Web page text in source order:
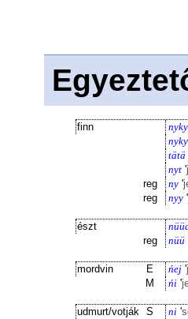
finn
tätä
nyt '
reg
ny '
reg
nyy '
észt
reg
nüü
mordvin E ńej '
M
ńi '
udmurt/votják S ni '